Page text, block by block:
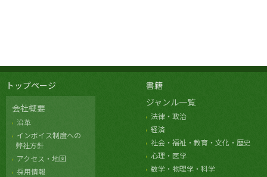
トップページ
会社概要
沿革
インボイス制度への
弊社方針
アクセス・地図
採用情報
書籍
ジャンル一覧
法律・政治
経済
社会・福祉・教育・文化・歴史
心理・医学
数学・物理学・科学